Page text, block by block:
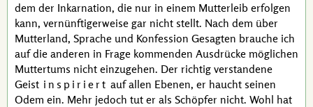
dem der Inkarnation, die nur in einem Mutterleib erfolgen
kann, vernünftigerweise gar nicht stellt. Nach dem über
Mutterland, Sprache und Konfession Gesagten brauche ich
auf die anderen in Frage kommenden Ausdrücke möglichen
Muttertums nicht einzugehen. Der richtig verstandene
Geist inspiriert auf allen Ebenen, er haucht seinen
Odem ein. Mehr jedoch tut er als Schöpfer nicht. Wohl hat